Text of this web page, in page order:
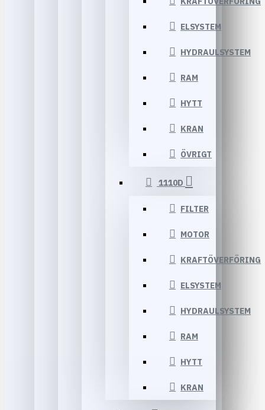
ELSYSTEM
HYDRAULSYSTEM
RAM
HYTT
KRAN
ÖVRIGT
1110D
FILTER
MOTOR
KRAFTÖVERFÖRING
ELSYSTEM
HYDRAULSYSTEM
RAM
HYTT
KRAN